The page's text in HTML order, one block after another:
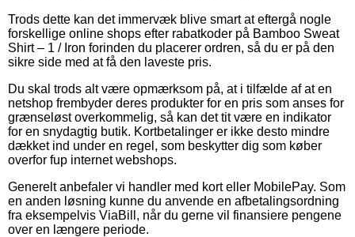
Trods dette kan det immervæk blive smart at eftergå nogle
forskellige online shops efter rabatkoder på Bamboo Sweat
Shirt – 1 / Iron forinden du placerer ordren, så du er på den
sikre side med at få den laveste pris.
Du skal trods alt være opmærksom på, at i tilfælde af at en
netshop frembyder deres produkter for en pris som anses for
grænseløst overkommelig, så kan det tit være en indikator
for en snydagtig butik. Kortbetalinger er ikke desto mindre
dækket ind under en regel, som beskytter dig som køber
overfor fup internet webshops.
Generelt anbefaler vi handler med kort eller MobilePay. Som
en anden løsning kunne du anvende en afbetalingsordning
fra eksempelvis ViaBill, når du gerne vil finansiere pengene
over en længere periode.